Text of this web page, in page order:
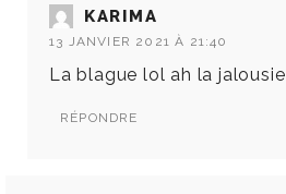
KARIMA
13 JANVIER 2021 À 21:40
La blague lol ah la jalousie
RÉPONDRE